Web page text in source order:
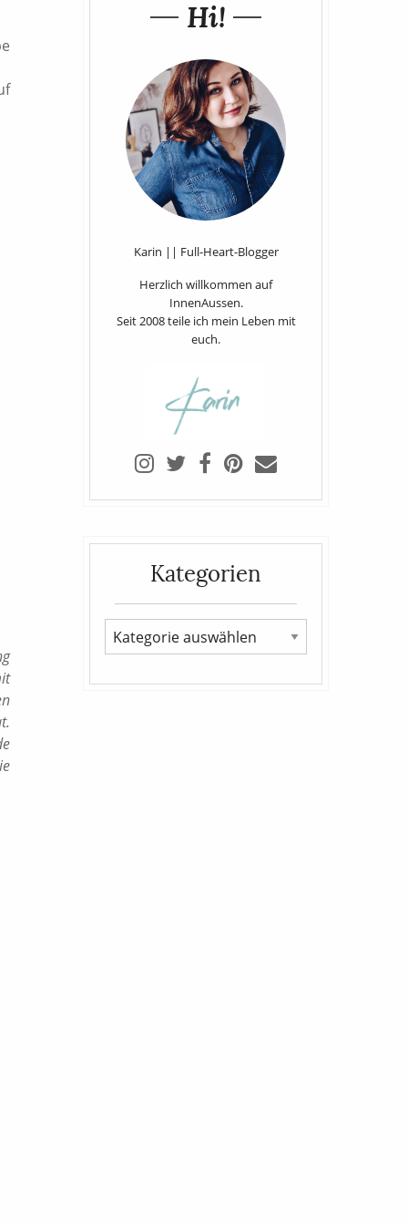
Hi!
Karin || Full-Heart-Blogger
Herzlich willkommen auf
InnenAussen.
Seit 2008 teile ich mein Leben mit
euch.
Kategorien